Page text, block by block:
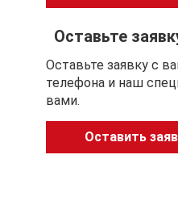
Оставьте
Оставьте заявку с
телефона и наш
вами.
Оставить